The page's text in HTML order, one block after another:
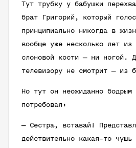
Тут трубку у бабушки
брат Григорий, который
принципиально никогда в
вообще уже несколько лет из
слоновой кости — ни ногой.
телевизору не смотрит — из
Но тут он неожиданно бодрым
потребовал:
— Сестра, вставай!
действительно какая-то